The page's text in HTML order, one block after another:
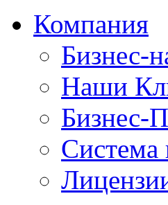
Компания
Бизнес-
Наши
Бизнес-
Система